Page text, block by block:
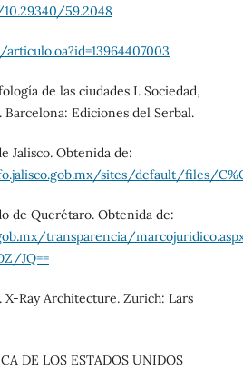
59.2048
de las ciudades I. Sociedad,
Barcelona: Ediciones del Serbal.
Jalisco. Obtenida de:
sites/default/files/
de Querétaro. Obtenida de:
transparencia/
JQ==
X-Ray Architecture. Zurich: Lars
DE LOS ESTADOS UNIDOS